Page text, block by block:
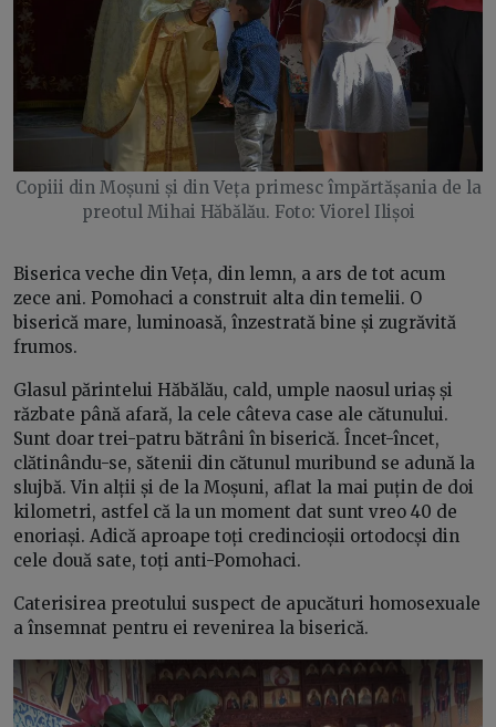
Copiii din Moșuni și din Veța primesc împărtășania de la
preotul Mihai Hăbălău. Foto: Viorel Ilișoi
Biserica veche din Veța, din lemn, a ars de tot acum
zece ani. Pomohaci a construit alta din temelii. O
biserică mare, luminoasă, înzestrată bine și zugrăvită
frumos.
Glasul părintelui Hăbălău, cald, umple naosul uriaș și
răzbate până afară, la cele câteva case ale cătunului.
Sunt doar trei-patru bătrâni în biserică. Încet-încet,
clătinându-se, sătenii din cătunul muribund se adună la
slujbă. Vin alții și de la Moșuni, aflat la mai puțin de doi
kilometri, astfel că la un moment dat sunt vreo 40 de
enoriași. Adică aproape toți credincioșii ortodocși din
cele două sate, toți anti-Pomohaci.
Caterisirea preotului suspect de apucături homosexuale
a însemnat pentru ei revenirea la biserică.